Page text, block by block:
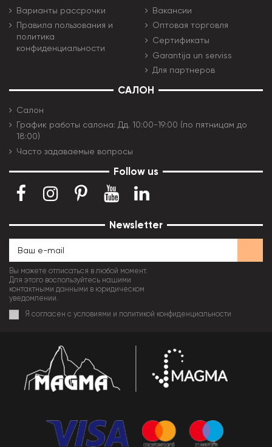
Варианты рассрочки
Правила пользования и
политика
конфиденциальности
Вакансии
Оптовая торговля
Сертификаты
Garantija un serviss
Для партнеров
САЛОН
Салон
График работы салона: Дд. 10:00-19:00 (по пятницам до
18:00)
Часто задаваемые вопросы
Follow us
Newsletter
Вы можете отписаться в любой момент.
Для этого воспользуйтесь нашими
контактными данными в юридическом
уведомлении.
Я согласен с условиями и политикой конфиденциальности